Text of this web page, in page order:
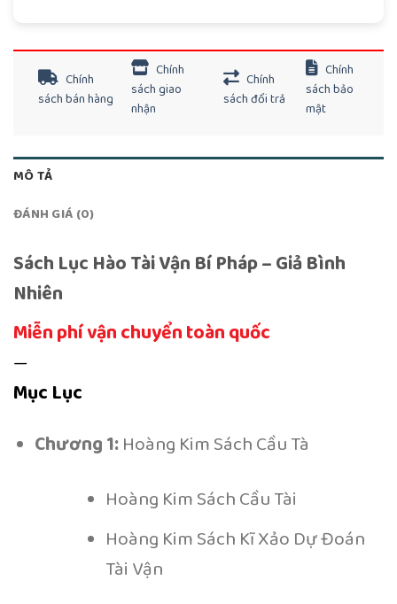
Chính
sách bán hàng
Chính
sách giao
nhận
Chính
sách đổi trả
Chính
sách bảo
mật
MÔ TẢ
ĐÁNH GIÁ (0)
Sách Lục Hào Tài Vận Bí Pháp – Giả Bình
Nhiên
Miễn phí vận chuyển toàn quốc
—
Mục Lục
Chương 1: Hoàng Kim Sách Cầu Tà
Hoàng Kim Sách Cầu Tài
Hoàng Kim Sách Kĩ Xảo Dự Đoán
Tài Vận